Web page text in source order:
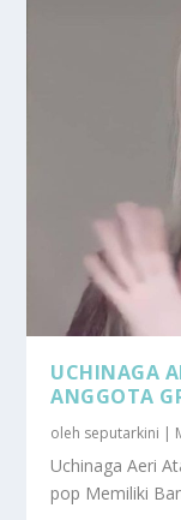
UCHINAGA
ANGGOTA
oleh seputarkini |
Uchinaga Aeri
pop Memiliki